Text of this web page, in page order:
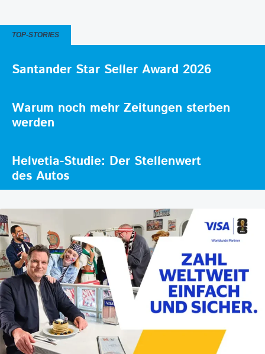
TOP-STORIES
Santander Star Seller Award 2026
Warum noch mehr Zeitungen sterben
werden
Helvetia-Studie: Der Stellenwert
des Autos